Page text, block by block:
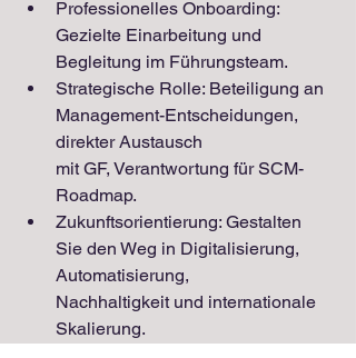
Professionelles Onboarding:
Gezielte Einarbeitung und
Begleitung im Führungsteam.
Strategische Rolle: Beteiligung an
Management-Entscheidungen,
direkter Austausch
mit GF, Verantwortung für SCM-
Roadmap.
Zukunftsorientierung: Gestalten
Sie den Weg in Digitalisierung,
Automatisierung,
Nachhaltigkeit und internationale
Skalierung.